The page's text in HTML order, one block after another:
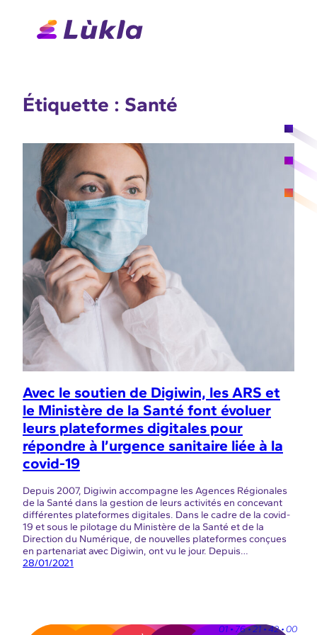
contenu
Étiquette : Santé
Avec le soutien de Digiwin, les ARS et
le Ministère de la Santé font évoluer
leurs plateformes digitales pour
répondre à l’urgence sanitaire liée à la
covid-19
Depuis 2007, Digiwin accompagne les Agences Régionales
de la Santé dans la gestion de leurs activités en concevant
différentes plateformes digitales. Dans le cadre de la covid-
19 et sous le pilotage du Ministère de la Santé et de la
Direction du Numérique, de nouvelles plateformes conçues
en partenariat avec Digiwin, ont vu le jour. Depuis…
28/01/2021
01 • 76 • 21 • 42 • 00